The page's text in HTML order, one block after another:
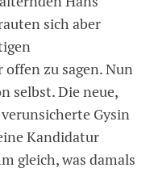
sich aber
zu sagen. Nun
selbst. Die neue,
Gysin
Kandidatur
gleich, was damals